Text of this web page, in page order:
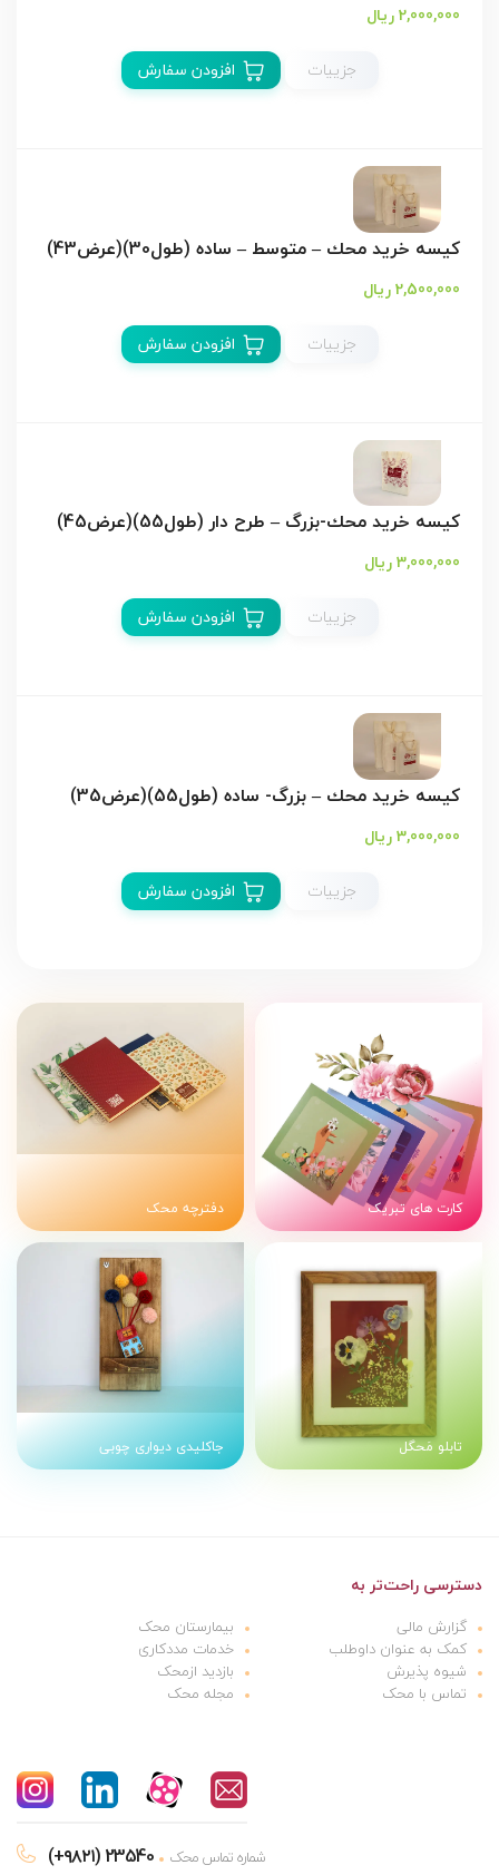
2,000,000 ریال
جزییات
افزودن سفارش
کیسه خريد محك – متوسط – ساده (طول30)(عرض43)
2,500,000 ریال
جزییات
افزودن سفارش
کیسه خريد محك-بزرگ – طرح دار (طول55)(عرض45)
3,000,000 ریال
جزییات
افزودن سفارش
کیسه خريد محك – بزرگ- ساده (طول55)(عرض35)
3,000,000 ریال
جزییات
افزودن سفارش
کارت های تبریک دفترچه محک
تابلو مَحگل جاکلیدی دیواری چوبی
دسترسی راحت‌تر به
گزارش مالی
بیمارستان محک
کمک به عنوان داوطلب
خدمات مددکاری
شیوه پذیرش
بازدید ازمحک
تماس با محک
مجله محک
(+۹۸۲۱) 23540 شماره تماس محک